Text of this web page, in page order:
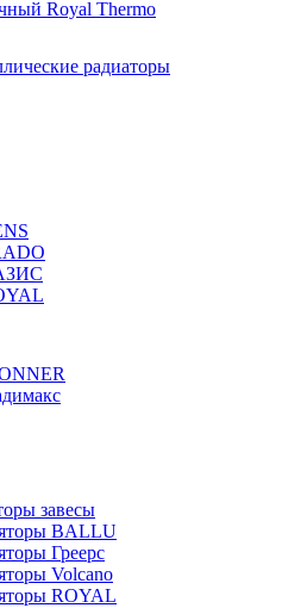
Royal Thermo
радиаторы
завесы
BALLU
Греерс
Volcano
ROYAL